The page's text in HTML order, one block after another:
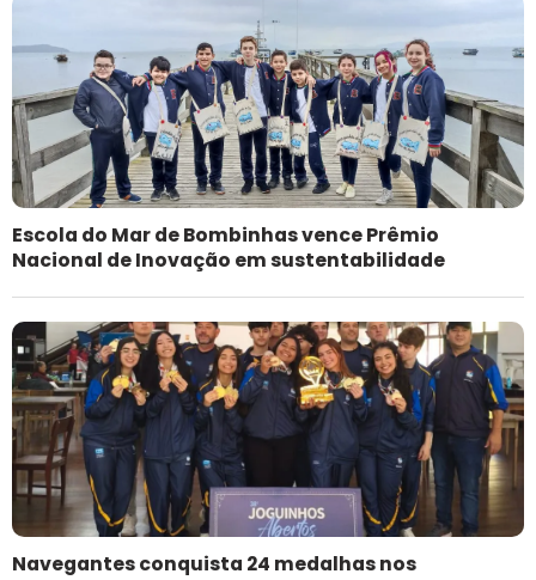
Escola do Mar de Bombinhas vence Prêmio
Nacional de Inovação em sustentabilidade
Navegantes conquista 24 medalhas nos